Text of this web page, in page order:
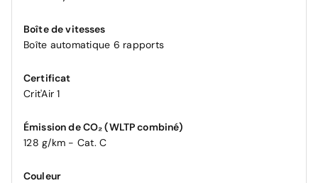
Boîte de vitesses
Boîte automatique 6 rapports
Certificat
Crit'Air 1
Émission de CO₂ (WLTP combiné)
128 g/km - Cat. C
Couleur